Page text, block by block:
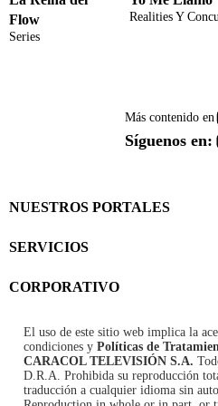
Flow
Series
Realities Y
Más contenido en
Síguenos en:
NUESTROS PORTALES
SERVICIOS
CORPORATIVO
El uso de este sitio web implica la
condiciones y Políticas de
CARACOL TELEVISIÓN S.A.
D.R.A. Prohibida su reproducción
traducción a cualquier idioma sin